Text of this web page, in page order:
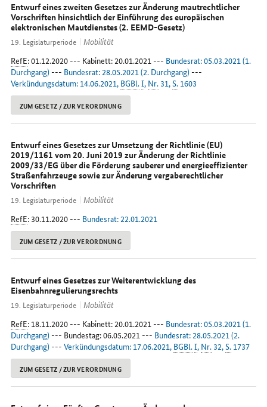
Entwurf eines zweiten Gesetzes zur Änderung mautrechtlicher
Vorschriften hinsichtlich der Einführung des europäischen
elektronischen Mautdienstes (2. EEMD-Gesetz)
19. Legislaturperiode
Mobilität
RefE: 01.12.2020 --- Kabinett: 20.01.2021 --- Bundesrat: 05.03.2021 (1.
Durchgang) --- Bundesrat: 28.05.2021 (2. Durchgang) ---
Verkündungsdatum: 14.06.2021, BGBl.I, Nr.31,S.1603
ZUM GESETZ / ZUR VERORDNUNG
Entwurf eines Gesetzes zur Umsetzung der Richtlinie (EU)
2019/1161 vom 20. Juni 2019 zur Änderung der Richtlinie
2009/33/EG über die Förderung sauberer und energieeffizienter
Straßenfahrzeuge sowie zur Änderung vergaberechtlicher
Vorschriften
19. Legislaturperiode
Mobilität
RefE: 30.11.2020 --- Bundesrat: 22.01.2021
ZUM GESETZ / ZUR VERORDNUNG
Entwurf eines Gesetzes zur Weiterentwicklung des
Eisenbahnregulierungsrechts
19. Legislaturperiode
Mobilität
RefE: 18.11.2020 --- Kabinett: 20.01.2021 --- Bundesrat: 05.03.2021 (1.
Durchgang) --- Bundestag: 06.05.2021 --- Bundesrat: 28.05.2021 (2.
Durchgang) --- Verkündungsdatum: 17.06.2021, BGBl.I, Nr.32,S.1737
ZUM GESETZ / ZUR VERORDNUNG